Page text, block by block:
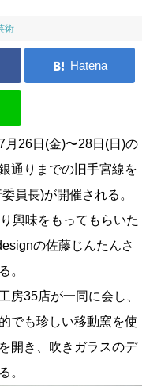
術
26日(金)〜28日(日)の
通りまでの旧手宮線を
員長)が開催される。
興味をもってもらいた
の佐藤じんたんさ
。
35店が一同に会し、
でも珍しい移動窯を使
開き、吹きガラスのデ
。